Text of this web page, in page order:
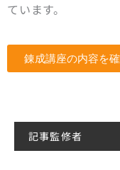
ています。
錬成講座の内容を
記事監修者